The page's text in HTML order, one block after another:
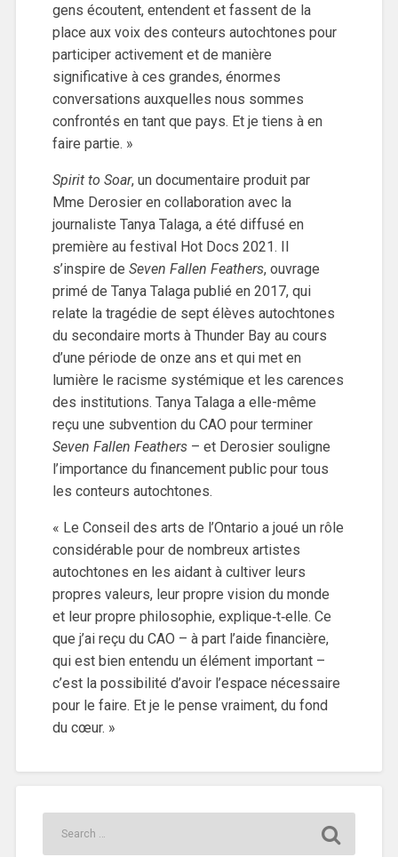
gens écoutent, entendent et fassent de la
place aux voix des conteurs autochtones pour
participer activement et de manière
significative à ces grandes, énormes
conversations auxquelles nous sommes
confrontés en tant que pays. Et je tiens à en
faire partie. »
Spirit to Soar, un documentaire produit par
Mme Derosier en collaboration avec la
journaliste Tanya Talaga, a été diffusé en
première au festival Hot Docs 2021. Il
s’inspire deSeven Fallen Feathers, ouvrage
primé de Tanya Talaga publié en 2017, qui
relate la tragédie de sept élèves autochtones
du secondaire morts à Thunder Bay au cours
d’une période de onze ans et qui met en
lumière le racisme systémique et les carences
des institutions. Tanya Talaga a elle-même
reçu une subvention du CAO pour terminer
Seven Fallen Feathers – et Derosier souligne
l’importance du financement public pour tous
les conteurs autochtones.
« Le Conseil des arts de l’Ontario a joué un rôle
considérable pour de nombreux artistes
autochtones en les aidant à cultiver leurs
propres valeurs, leur propre vision du monde
et leur propre philosophie, explique‑t‑elle. Ce
que j’ai reçu du CAO – à part l’aide financière,
qui est bien entendu un élément important –
c’est la possibilité d’avoir l’espace nécessaire
pour le faire. Et je le pense vraiment, du fond
du cœur. »